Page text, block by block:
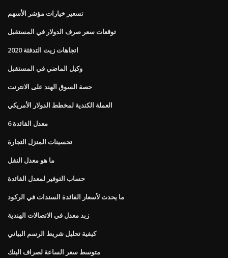
تسعير خيارات مؤشر الأسهم
توقعات سعر صرف الدولار في المستقبل
اتجاهات زيت التدفئة 2020
وكيل الماضي في المستقبل
حصة السوق الهند على الانترنت
العملة الكندية لمخطط الدولار الأمريكي
معدل الفائدة 6
تحسينات المنزل التجارة
ما هو معدل النقل
حساب التوفير لمعدل الفائدة
ما يحدث لأسعار الفائدة السندات في الركود
زبد معدل في الاتصالات الهندية
كيفية تحليل شريط الرسم البياني
متوسط ​​سعر الساعة لصراف البنك